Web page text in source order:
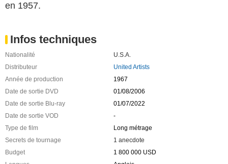
en 1957.
Infos techniques
Nationalité
U.S.A.
Distributeur
United Artists
Année de production
1967
Date de sortie DVD
01/08/2006
Date de sortie Blu-ray
01/07/2022
Date de sortie VOD
-
Type de film
Long métrage
Secrets de tournage
1 anecdote
Budget
1 800 000 USD